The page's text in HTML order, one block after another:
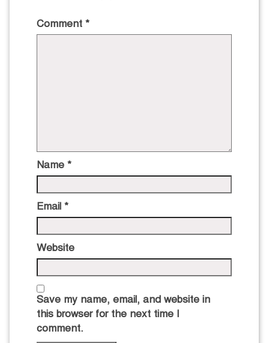
Comment *
Name *
Email *
Website
Save my name, email, and website in
this browser for the next time I
comment.